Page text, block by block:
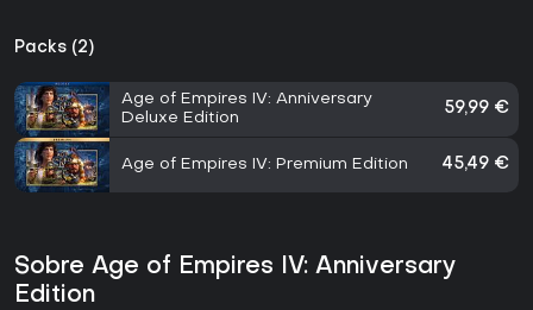
Packs (2)
Age of Empires IV: Anniversary
Deluxe Edition
59,99 €
Age of Empires IV: Premium Edition 45,49 €
Sobre Age of Empires IV: Anniversary
Edition